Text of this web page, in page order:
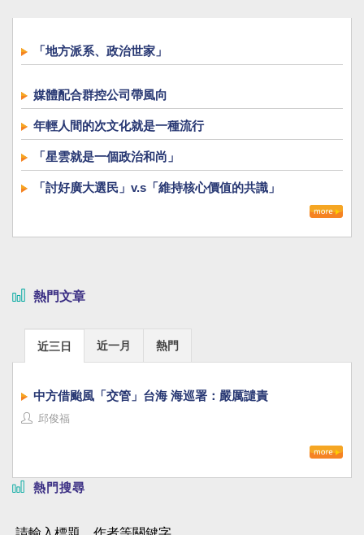
「地方派系、政治世家」
媒體配合群控公司帶風向
年輕人間的次文化就是一種流行
「星雲就是一個政治和尚」
「討好廣大選民」v.s「維持核心價值的共識」
熱門文章
近三日 近一月 熱門
中方借颱風「交管」台海 海巡署：嚴厲譴責
邱俊福
熱門搜尋